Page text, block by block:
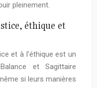
pleinement.
éthique et
et à l’éthique est un
et Sagittaire
si leurs manières